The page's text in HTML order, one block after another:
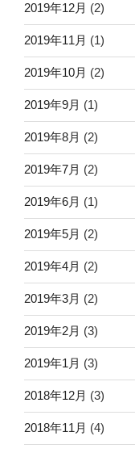
2019年12月 (2)
2019年11月 (1)
2019年10月 (2)
2019年9月 (1)
2019年8月 (2)
2019年7月 (2)
2019年6月 (1)
2019年5月 (2)
2019年4月 (2)
2019年3月 (2)
2019年2月 (3)
2019年1月 (3)
2018年12月 (3)
2018年11月 (4)